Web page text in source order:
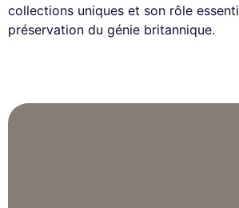
collections uniques et son rôle
préservation du génie britannique.